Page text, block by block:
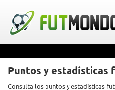
Puntos y estadísticas
Consulta los puntos y estadísticas